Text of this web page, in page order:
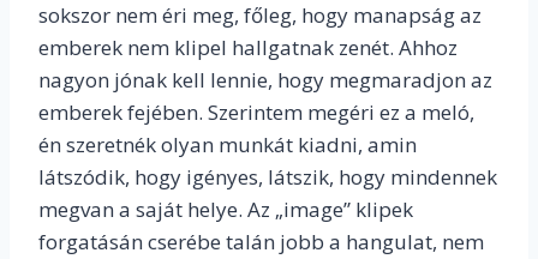
sokszor nem éri meg, főleg, hogy manapság az
emberek nem klipel hallgatnak zenét. Ahhoz
nagyon jónak kell lennie, hogy megmaradjon az
emberek fejében. Szerintem megéri ez a meló,
én szeretnék olyan munkát kiadni, amin
látszódik, hogy igényes, látszik, hogy mindennek
megvan a saját helye. Az „image” klipek
forgatásán cserébe talán jobb a hangulat, nem